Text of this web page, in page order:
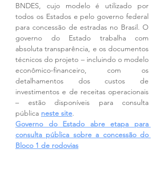
BNDES, cujo modelo é utilizado por
todos os Estados e pelo governo federal
para concessão de estradas no Brasil. O
governo do Estado trabalha com
absoluta transparência, e os documentos
técnicos do projeto – incluindo o modelo
econômico-financeiro, com os
detalhamentos dos custos de
investimentos e de receitas operacionais
– estão disponíveis para consulta
pública neste site.
Governo do Estado abre etapa para
consulta pública sobre a concessão do
Bloco 1 de rodovias